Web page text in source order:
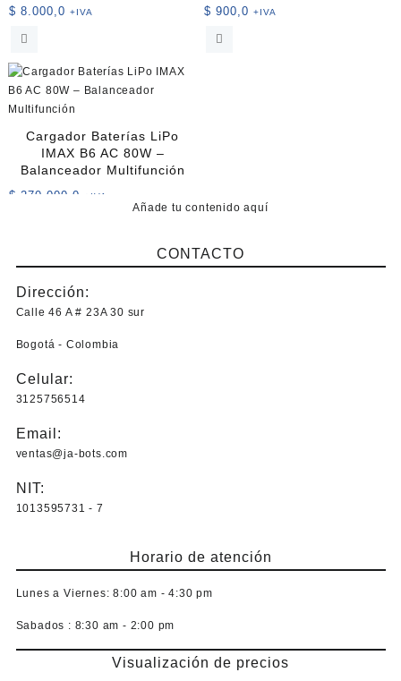
$ 8.000,0 +IVA $ 900,0 +IVA
Cargador Baterías LiPo
IMAX B6 AC 80W –
Balanceador Multifunción
$ 270.000,0 +IVA
Añade tu contenido aquí
CONTACTO
Dirección:
Calle 46 A # 23A 30 sur
Bogotá - Colombia
Celular:
3125756514
Email:
ventas@ja-bots.com
NIT:
1013595731 - 7
Horario de atención
Lunes a Viernes: 8:00 am - 4:30 pm
Sabados : 8:30 am - 2:00 pm
Visualización de precios